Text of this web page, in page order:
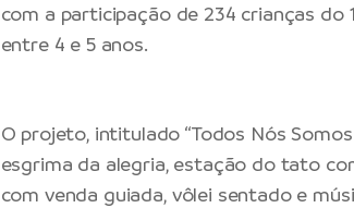
com a participação de 234 crianças do
entre 4 e 5 anos.
O projeto, intitulado “Todos Nós
esgrima da alegria, estação do tato
com venda guiada, vôlei sentado e